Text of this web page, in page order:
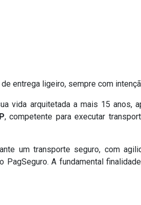
entrega ligeiro, sempre com
vida arquitetada a mais 15 anos,
, competente para executar
um transporte seguro, com
PagSeguro. A fundamental